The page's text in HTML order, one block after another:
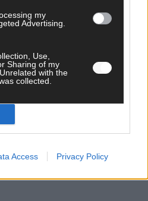
my
Advertising.
Use,
Sharing of my
with the
collected.
Access Privacy Policy